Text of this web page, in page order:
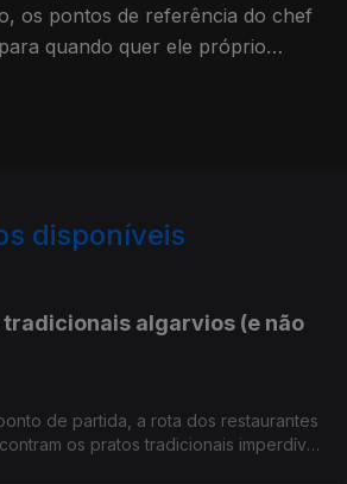
os pontos de referência do chef
quando quer ele próprio
disponíveis
algarvios (e não
de partida, a rota dos restaurantes
os pratos tradicionais imperdíveis